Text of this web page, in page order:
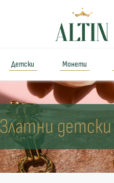
Детски Монети
Златни детски